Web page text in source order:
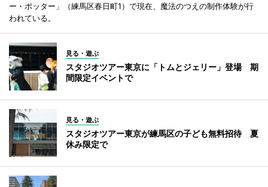
ー・ポッター」（練馬区春日町1）で現在、魔法のつえの制作体験が行
われている。
見る・遊ぶ
スタジオツアー東京に「トムとジェリー」登場 期
間限定イベントで
見る・遊ぶ
スタジオツアー東京が練馬区の子ども無料招待 夏
休み限定で